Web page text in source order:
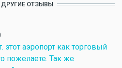
ОТЗЫВЫ
аэропорт как торговый
пожелаете. Так же